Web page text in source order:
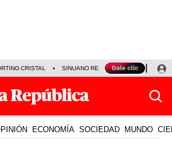
CRISTAL SINUANO RESULTADOS HOY
ECONOMÍA SOCIEDAD MUNDO